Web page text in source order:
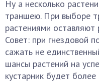
Ну а несколько
траншею. При выборе
растениями оставляют
Совет: при гнездовой
сажать не
шансы растений на
кустарник будет